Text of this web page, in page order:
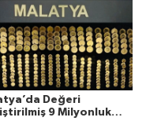
Değeri
9 Milyonluk